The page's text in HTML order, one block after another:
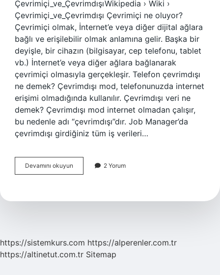
Çevrimiçi_ve_ÇevrimdışıWikipedia › Wiki ›
Çevrimiçi_ve_Çevrimdışı Çevrimiçi ne oluyor?
Çevrimiçi olmak, İnternet’e veya diğer dijital ağlara
bağlı ve erişilebilir olmak anlamına gelir. Başka bir
deyişle, bir cihazın (bilgisayar, cep telefonu, tablet
vb.) İnternet’e veya diğer ağlara bağlanarak
çevrimiçi olmasıyla gerçekleşir. Telefon çevrimdışı
ne demek? Çevrimdışı mod, telefonunuzda internet
erişimi olmadığında kullanılır. Çevrimdışı veri ne
demek? Çevrimdışı mod internet olmadan çalışır,
bu nedenle adı “çevrimdışı”dır. Job Manager’da
çevrimdışı girdiğiniz tüm iş verileri…
Devamını okuyun Çevrimiçi
Ve
Demek
2 Yorum
https://sistemkurs.com https://alperenler.com.tr
https://altinetut.com.tr Sitemap